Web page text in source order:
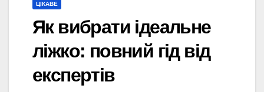
ЦІКАВЕ
Як вибрати ідеальне
ліжко: повний гід від
експертів